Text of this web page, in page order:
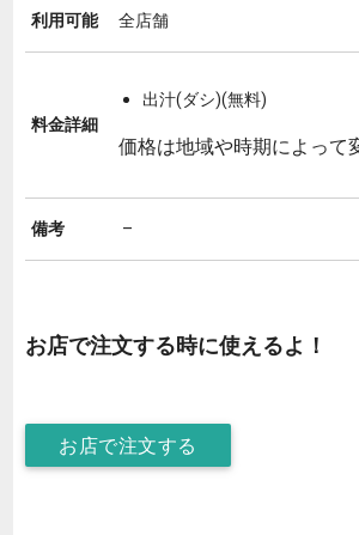
利用可能 全店舗
料金詳細
出汁(ダシ)(無料)
価格は地域や時期によって
備考 –
お店で注文する時に使えるよ！
お店で注文する